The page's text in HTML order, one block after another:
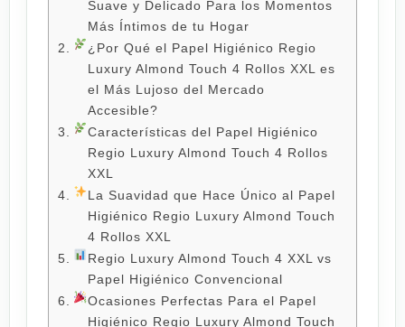
Suave y Delicado Para los Momentos
Más Íntimos de tu Hogar
¿Por Qué el Papel Higiénico Regio
Luxury Almond Touch 4 Rollos XXL es
el Más Lujoso del Mercado
Accesible?
Características del Papel Higiénico
Regio Luxury Almond Touch 4 Rollos
XXL
La Suavidad que Hace Único al Papel
Higiénico Regio Luxury Almond Touch
4 Rollos XXL
Regio Luxury Almond Touch 4 XXL vs
Papel Higiénico Convencional
Ocasiones Perfectas Para el Papel
Higiénico Regio Luxury Almond Touch